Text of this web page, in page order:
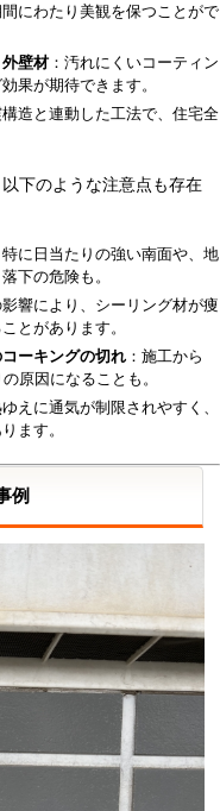
にわたり美観を保つことがで
壁材：汚れにくいコーティン
果が期待できます。
構造と連動した工法で、住宅全
下のような注意点も存在
特に日当たりの強い南面や、地
下の危険も。
影響により、シーリング材が痩
とがあります。
ーキングの切れ ：施工から
原因になることも。
えに通気が制限されやすく、
ます。
例